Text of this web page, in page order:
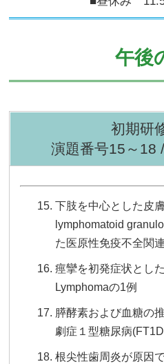
午後
初期研
演題番号15～18
下肢を中心とした皮
lymphomatoid
た医原性免疫不全関
痙攣を初発症状とし
Lymphomaの1例
膵酵素および血糖の
劇症１型糖尿病
根尖性歯周炎が原因